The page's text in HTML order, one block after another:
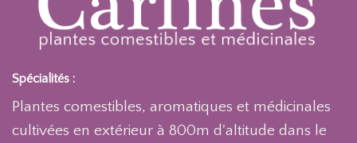
Spécialités :
Plantes comestibles, aromatiques et médicinales
cultivées en extérieur à 800m d'altitude dans le